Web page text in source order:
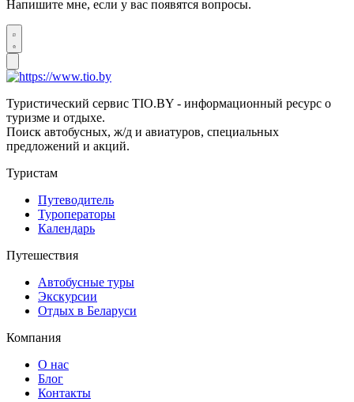
Напишите мне, если у вас появятся вопросы.
Туристический сервис TIO.BY - информационный ресурс о
туризме и отдыхе.
Поиск автобусных, ж/д и авиатуров, специальных
предложений и акций.
Туристам
Путеводитель
Туроператоры
Календарь
Путешествия
Автобусные туры
Экскурсии
Отдых в Беларуси
Компания
О нас
Блог
Контакты